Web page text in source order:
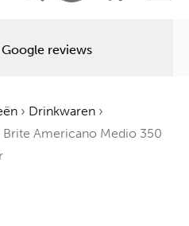
bestelling
reviews
› Drinkwaren ›
Brite Americano Medio 350